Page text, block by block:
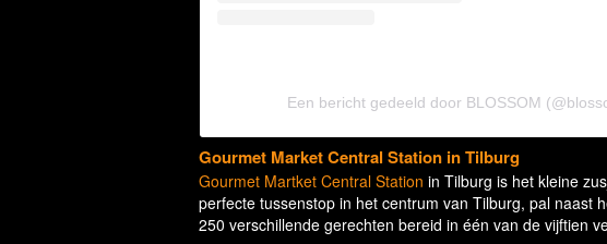
Een bericht gedeeld door BLOSSOM
Gourmet Market Central Station in Tilburg
Gourmet Martket Central Station in Tilburg is het kleine
perfecte tussenstop in het centrum van Tilburg, pal naast
250 verschillende gerechten bereid in één van de vijftien